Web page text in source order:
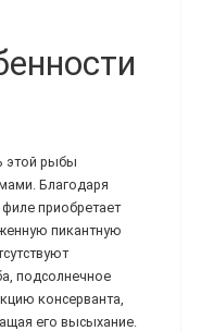
этой рыбы
Благодаря
приобретает
пикантную
подсолнечное
консерванта,
его высыхание.